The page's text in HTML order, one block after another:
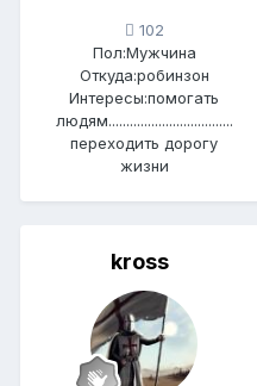
102
Пол:Мужчина
Откуда:робинзон
Интересы:помогать
людям...................................
переходить дорогу
жизни
kross